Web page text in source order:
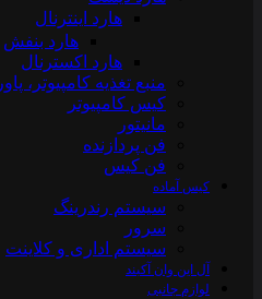
هارد اینترنال
هارد بنفش
هارد اکسترنال
منبع تغذیه کامپیوتر، پاور
کیس کامپیوتر
مانیتور
فن پردازنده
فن کیس
کیس آماده
سیستم رندرینگ
سرور
سیستم‌ اداری و کلاینت
آل این وان آکبند
لوازم جانبی